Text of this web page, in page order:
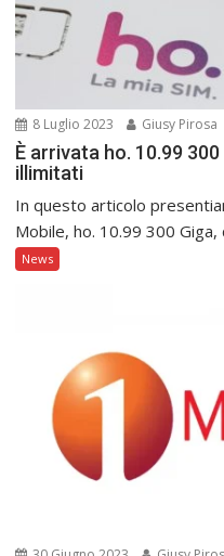
8 Luglio 2023 Giusy Pirosa
È arrivata ho. 10.99
illimitati
In questo articolo
Mobile, ho. 10.99 300
News